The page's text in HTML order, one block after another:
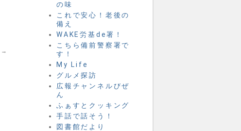
→
の味
これで安心！老後の
備え
WAKE労基de署！
こちら備前警察署で
す！
My Life
グルメ探訪
広報チャンネルびぜ
ん
ふぁすとクッキング
手話で話そう！
図書館だより